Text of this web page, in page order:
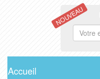
NOUVEAU
Accueil